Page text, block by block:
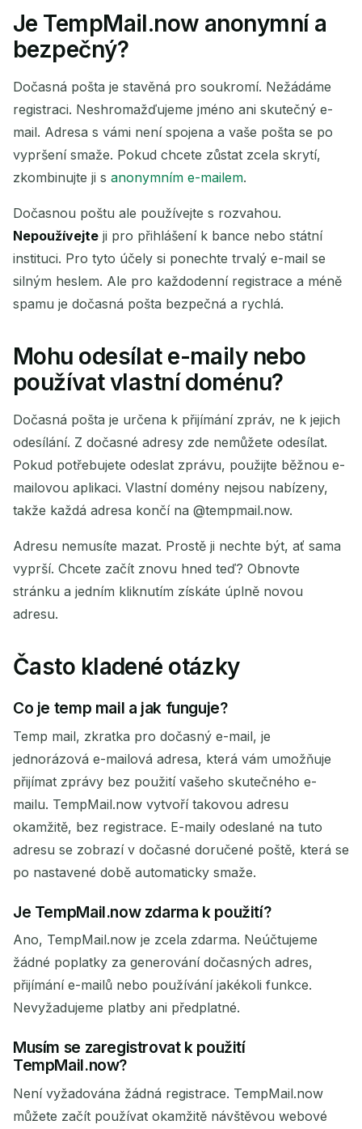
Je TempMail.now anonymní a
bezpečný?
Dočasná pošta je stavěná pro soukromí. Nežádáme
registraci. Neshromažďujeme jméno ani skutečný e-
mail. Adresa s vámi není spojena a vaše pošta se po
vypršení smaže. Pokud chcete zůstat zcela skrytí,
zkombinujte ji s anonymním e-mailem.
Dočasnou poštu ale používejte s rozvahou.
Nepoužívejte ji pro přihlášení k bance nebo státní
instituci. Pro tyto účely si ponechte trvalý e-mail se
silným heslem. Ale pro každodenní registrace a méně
spamu je dočasná pošta bezpečná a rychlá.
Mohu odesílat e-maily nebo
používat vlastní doménu?
Dočasná pošta je určena k přijímání zpráv, ne k jejich
odesílání. Z dočasné adresy zde nemůžete odesílat.
Pokud potřebujete odeslat zprávu, použijte běžnou e-
mailovou aplikaci. Vlastní domény nejsou nabízeny,
takže každá adresa končí na @tempmail.now.
Adresu nemusíte mazat. Prostě ji nechte být, ať sama
vyprší. Chcete začít znovu hned teď? Obnovte
stránku a jedním kliknutím získáte úplně novou
adresu.
Často kladené otázky
Co je temp mail a jak funguje?
Temp mail, zkratka pro dočasný e-mail, je
jednorázová e-mailová adresa, která vám umožňuje
přijímat zprávy bez použití vašeho skutečného e-
mailu. TempMail.now vytvoří takovou adresu
okamžitě, bez registrace. E-maily odeslané na tuto
adresu se zobrazí v dočasné doručené poště, která se
po nastavené době automaticky smaže.
Je TempMail.now zdarma k použití?
Ano, TempMail.now je zcela zdarma. Neúčtujeme
žádné poplatky za generování dočasných adres,
přijímání e-mailů nebo používání jakékoli funkce.
Nevyžadujeme platby ani předplatné.
Musím se zaregistrovat k použití
TempMail.now?
Není vyžadována žádná registrace. TempMail.now
můžete začít používat okamžitě návštěvou webové